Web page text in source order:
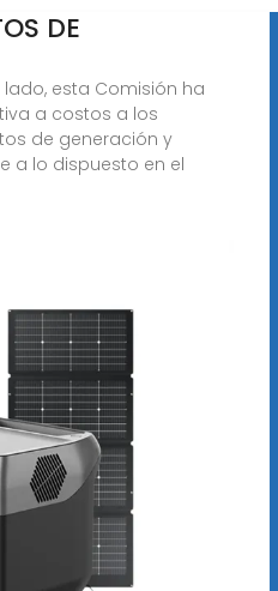
DE
lado, esta Comisión ha
a costos a los
de generación y
a lo dispuesto en el